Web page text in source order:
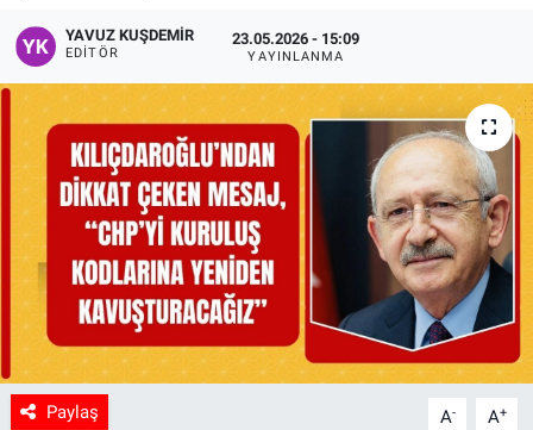
YAVUZ KUŞDEMIR
EDITÖR
23.05.2026 - 15:09
YAYINLANMA
Paylaş A- A+
Uşak Haberleri